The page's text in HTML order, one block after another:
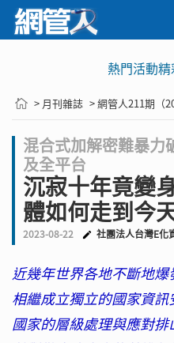
熱門活動
> 月刊雜誌 > 網管人211期（
混合式加解密難暴
及全平台
沉寂十年竟變
體如何走到今
2023-08-22 社團法人台灣E化
近幾年世界各地不斷地
相繼成立獨立的國家資
國家的層級處理與應對